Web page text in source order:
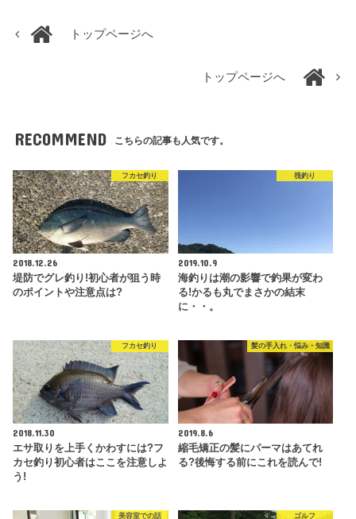
トップページへ
トップページへ
RECOMMEND こちらの記事も人気です。
フカセ釣り
2018.12.26
堤防でグレ釣り!初心者が狙う時
のポイントや注意点は?
筏釣り
2019.10.9
海釣りは潮の影響で釣果が変わ
る!かるも丸でまさかの結末
に・・。
フカセ釣り
2018.11.30
エサ取りを上手くかわすには?フ
カセ釣り初心者はここを注意しよ
う!
髪の手入れ・悩み・知識
2019.8.6
縮毛矯正の髪にパーマはあてれ
る?後悔する前にこれを読んで!
美容室での話 ゴルフ